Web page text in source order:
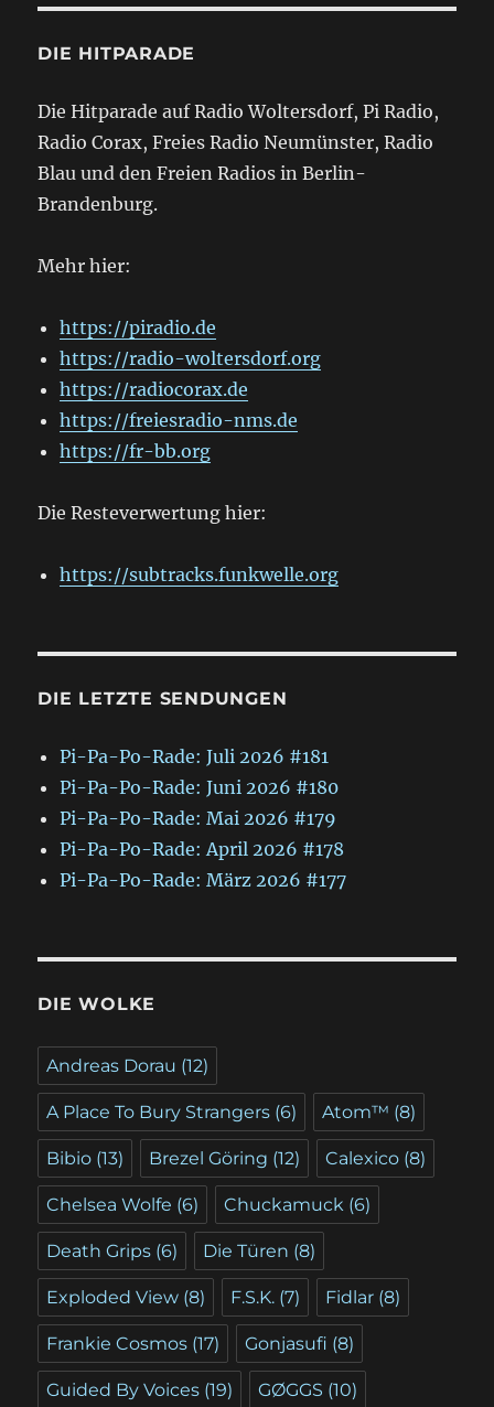
DIE HITPARADE
Die Hitparade auf Radio Woltersdorf, Pi Radio,
Radio Corax, Freies Radio Neumünster, Radio
Blau und den Freien Radios in Berlin-
Brandenburg.
Mehr hier:
https://piradio.de
https://radio-woltersdorf.org
https://radiocorax.de
https://freiesradio-nms.de
https://fr-bb.org
Die Resteverwertung hier:
https://subtracks.funkwelle.org
DIE LETZTE SENDUNGEN
Pi-Pa-Po-Rade: Juli 2026 #181
Pi-Pa-Po-Rade: Juni 2026 #180
Pi-Pa-Po-Rade: Mai 2026 #179
Pi-Pa-Po-Rade: April 2026 #178
Pi-Pa-Po-Rade: März 2026 #177
DIE WOLKE
Andreas Dorau (12)
A Place To Bury Strangers (6) Atom™ (8)
Bibio (13) Brezel Göring (12) Calexico (8)
Chelsea Wolfe (6) Chuckamuck (6)
Death Grips (6) Die Türen (8)
Exploded View (8) F.S.K. (7) Fidlar (8)
Frankie Cosmos (17) Gonjasufi (8)
Guided By Voices (19) GØGGS (10)